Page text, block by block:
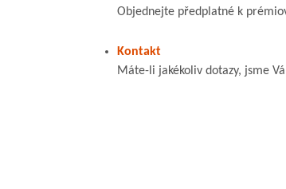
Objednejte předplatné k
Kontakt
Máte-li jakékoliv dotazy, jsme